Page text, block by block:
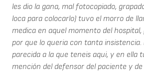
les dio la gana, mal fotocopiado,
loca para colocarlo) tuvo el morro de
medica en aquel momento del
por que lo queria con tanta
parecida a la que teneis aqui, y en ella
mención del defensor del paciente y